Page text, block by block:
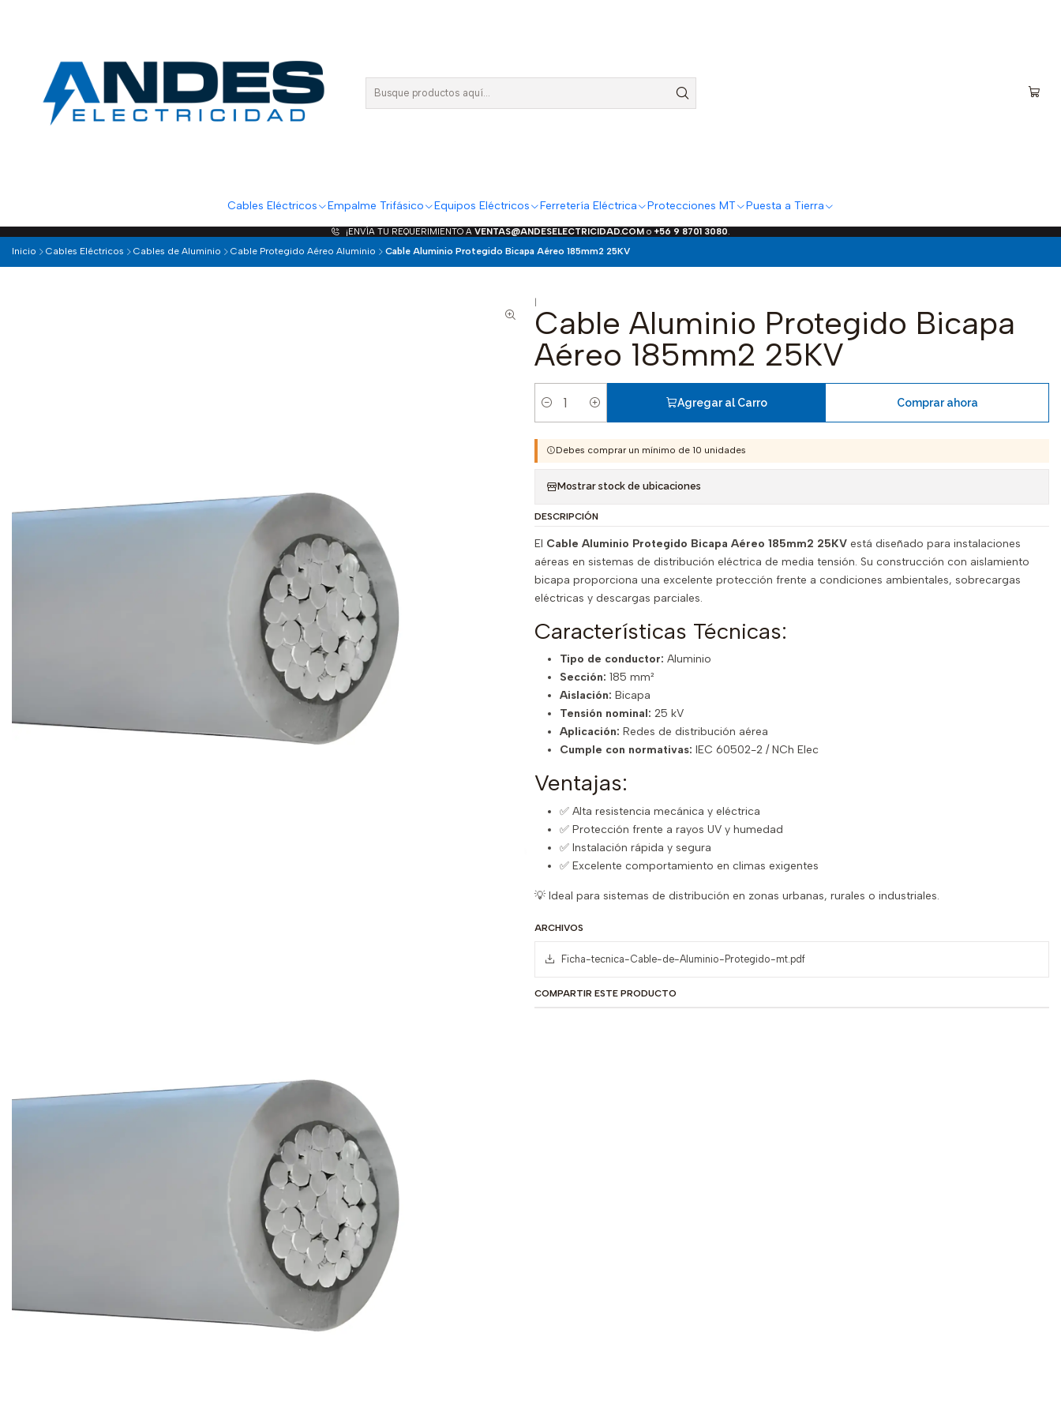
Cables Eléctricos Empalme Trifásico Equipos Eléctricos Ferretería Eléctrica Protecciones MT Puesta a Tierra
¡ENVÍA TU REQUERIMIENTO A VENTAS@ANDESELECTRICIDAD.COM o +56 9 8701 3080
Inicio
Cables Eléctricos Cables de Aluminio Cable Protegido Aéreo Aluminio Cable Aluminio Protegido Bicapa Aéreo 185mm2 25KV
Cable Aluminio Protegido Bicapa
Aéreo 185mm2 25KV
Cantidad
Agregar al Carro Comprar ahora
Debes comprar un mínimo de 10 unidades
Mostrar stock de ubicaciones
DESCRIPCIÓN
El Cable Aluminio Protegido Bicapa Aéreo 185mm2 25KV está diseñado para instalaciones
aéreas en sistemas de distribución eléctrica de media tensión. Su construcción con aislamiento
bicapa proporciona una excelente protección frente a condiciones ambientales, sobrecargas
eléctricas y descargas parciales.
Características Técnicas:
Tipo de conductor: Aluminio
Sección: 185 mm²
Aislación: Bicapa
Tensión nominal: 25 kV
Aplicación: Redes de distribución aérea
Cumple con normativas: IEC 60502-2 / NCh Elec
Ventajas:
✅ Alta resistencia mecánica y eléctrica
✅ Protección frente a rayos UV y humedad
✅ Instalación rápida y segura
✅ Excelente comportamiento en climas exigentes
💡 Ideal para sistemas de distribución en zonas urbanas, rurales o industriales.
ARCHIVOS
Ficha-tecnica-Cable-de-Aluminio-Protegido-mt.pdf
COMPARTIR ESTE PRODUCTO